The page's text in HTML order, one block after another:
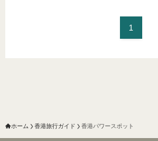
1
ホーム 香港旅行ガイド 香港パワースポット